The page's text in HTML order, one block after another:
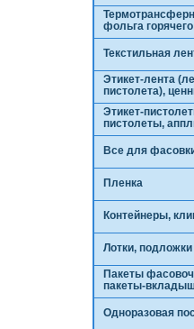
фольга
Текстильная
Этикет-лента
пистолета),
Этикет-
пистолеты,
Все для
Пленка
Контейнеры,
Лотки, подложки
Пакеты
пакеты-
Одноразовая